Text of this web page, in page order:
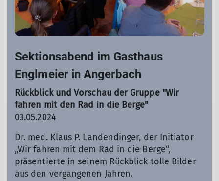
Sektionsabend im Gasthaus
Englmeier in Angerbach
Rückblick und Vorschau der Gruppe "Wir
fahren mit den Rad in die Berge"
03.05.2024
Dr. med. Klaus P. Landendinger, der Initiator
„Wir fahren mit dem Rad in die Berge“,
präsentierte in seinem Rückblick tolle Bilder
aus den vergangenen Jahren.